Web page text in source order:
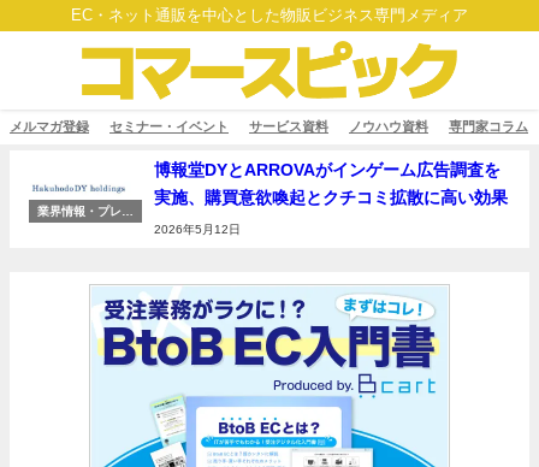
EC・ネット通販を中心とした物販ビジネス専門メディア
メルマガ登録 セミナー・イベント サービス資料 ノウハウ資料 専門家コラム
業界情報・プレス
博報堂DYとARROVAがインゲーム広告調査を
実施、購買意欲喚起とクチコミ拡散に高い効果
2026年5月12日